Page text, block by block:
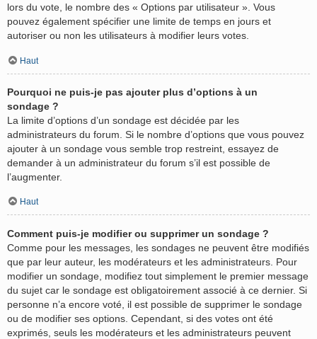
lors du vote, le nombre des « Options par utilisateur ». Vous
pouvez également spécifier une limite de temps en jours et
autoriser ou non les utilisateurs à modifier leurs votes.
Haut
Pourquoi ne puis-je pas ajouter plus d’options à un
sondage ?
La limite d’options d’un sondage est décidée par les
administrateurs du forum. Si le nombre d’options que vous pouvez
ajouter à un sondage vous semble trop restreint, essayez de
demander à un administrateur du forum s’il est possible de
l’augmenter.
Haut
Comment puis-je modifier ou supprimer un sondage ?
Comme pour les messages, les sondages ne peuvent être modifiés
que par leur auteur, les modérateurs et les administrateurs. Pour
modifier un sondage, modifiez tout simplement le premier message
du sujet car le sondage est obligatoirement associé à ce dernier. Si
personne n’a encore voté, il est possible de supprimer le sondage
ou de modifier ses options. Cependant, si des votes ont été
exprimés, seuls les modérateurs et les administrateurs peuvent